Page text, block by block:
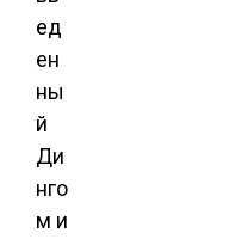
ед
ен
ны
й
Ди
нго
м и